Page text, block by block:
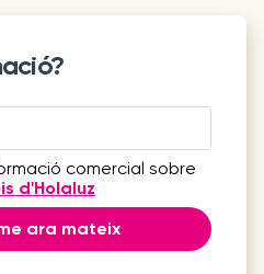
comercial sobre
d'Holaluz
ara mateix